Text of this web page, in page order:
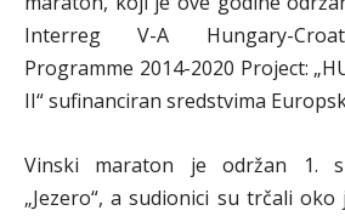
Interreg V-A Hungary-
Programme 2014-2020 Project:
II“ sufinanciran sredstvima
Vinski maraton je održan 1.
„Jezero“, a sudionici su trčali